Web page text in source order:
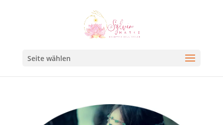
Seite wählen